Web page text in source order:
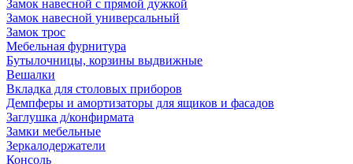
Замок навесной с прямой дужкой
Замок навесной универсальный
Замок трос
Мебельная фурнитура
Бутылочницы, корзины выдвижные
Вешалки
Вкладка для столовых приборов
Демпферы и амортизаторы для ящиков и фасадов
Заглушка д/конфирмата
Замки мебельные
Зеркалодержатели
Консоль